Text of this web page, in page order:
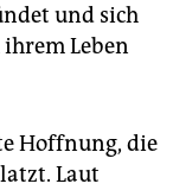
und sich
Leben
Hoffnung, die
Laut